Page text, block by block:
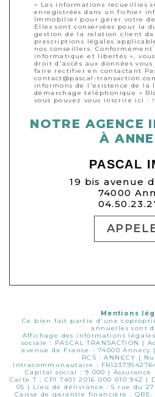
« Les informations recueillies
enregistrées dans un fichier
Immobilier pour gérer votre
Elles sont conservées pour la
gestion de la relation client
prescriptions légales
nos conseillers.
informatique et libertés »,
droit d'accès aux données
faire rectifier en contactant
contact@pascal-
informons de l'existence de la
démarchage téléphonique «
vous pouvez vous inscrire ici :
NOTRE AGENCE
À
PASCAL
19 bis avenue
74000
Mentions
Ce bien fait partie d'une
annuelles sont
Affichage des informations légales
sociale : PASCAL TRANSACTION |
avenue de France - 74000 Annecy
RCS : ANNECY |
Intracommunautaire :
Capital social : 9 000 | Assurance
Carte T : CPI 7401 2016 000 010 942
05 | Lieu de délivrance : 5 rue du 27
Caisse de garantie financière :